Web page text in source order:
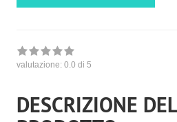
valutazione: 0.0 di 5
DESCRIZIONE DEL